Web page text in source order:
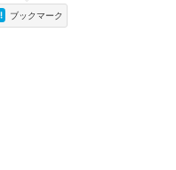
ブックマーク